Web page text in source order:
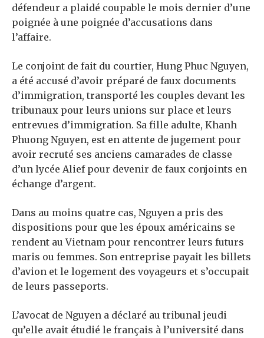
défendeur a plaidé coupable le mois dernier d’une
poignée à une poignée d’accusations dans
l’affaire.
Le conjoint de fait du courtier, Hung Phuc Nguyen,
a été accusé d’avoir préparé de faux documents
d’immigration, transporté les couples devant les
tribunaux pour leurs unions sur place et leurs
entrevues d’immigration. Sa fille adulte, Khanh
Phuong Nguyen, est en attente de jugement pour
avoir recruté ses anciens camarades de classe
d’un lycée Alief pour devenir de faux conjoints en
échange d’argent.
Dans au moins quatre cas, Nguyen a pris des
dispositions pour que les époux américains se
rendent au Vietnam pour rencontrer leurs futurs
maris ou femmes. Son entreprise payait les billets
d’avion et le logement des voyageurs et s’occupait
de leurs passeports.
L’avocat de Nguyen a déclaré au tribunal jeudi
qu’elle avait étudié le français à l’université dans